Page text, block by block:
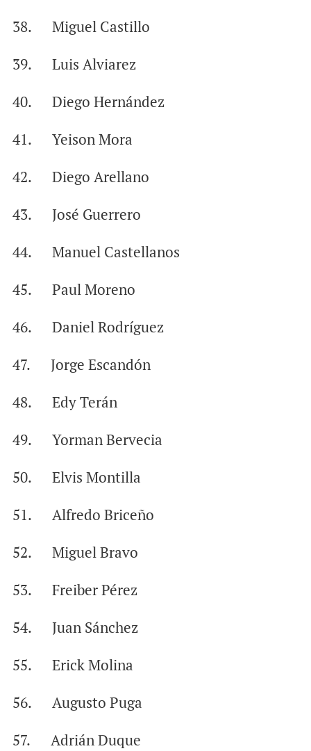
38. Miguel Castillo
39. Luis Alviarez
40. Diego Hernández
41. Yeison Mora
42. Diego Arellano
43. José Guerrero
44. Manuel Castellanos
45. Paul Moreno
46. Daniel Rodríguez
47. Jorge Escandón
48. Edy Terán
49. Yorman Bervecia
50. Elvis Montilla
51. Alfredo Briceño
52. Miguel Bravo
53. Freiber Pérez
54. Juan Sánchez
55. Erick Molina
56. Augusto Puga
57. Adrián Duque